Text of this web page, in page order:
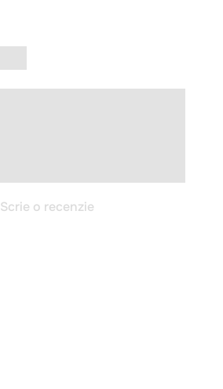
Scrie o recenzie